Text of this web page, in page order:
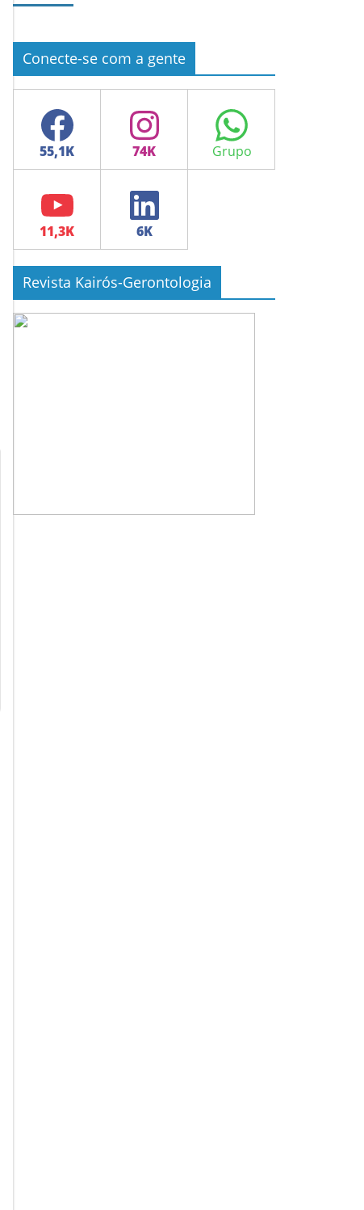
Conecte-se com a gente
Facebook Instagram WhatsApp
YouTube LinkedIn
Revista Kairós-Gerontologia